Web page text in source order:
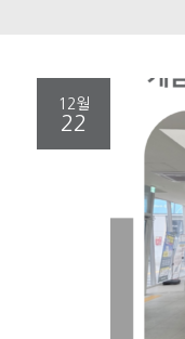
12월
22